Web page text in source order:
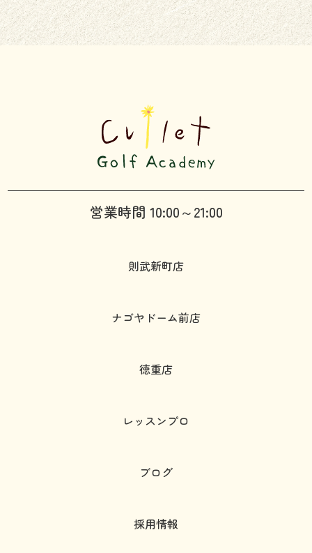
営業時間 10:00～21:00
則武新町店
ナゴヤドーム前店
徳重店
レッスンプロ
ブログ
採用情報